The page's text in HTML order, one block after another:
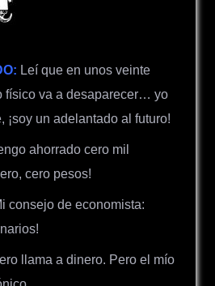
Leí que en unos veinte
físico va a desaparecer… yo
¡soy un adelantado al futuro!
ahorrado cero mil
cero pesos!
consejo de economista:
llama a dinero. Pero el mío